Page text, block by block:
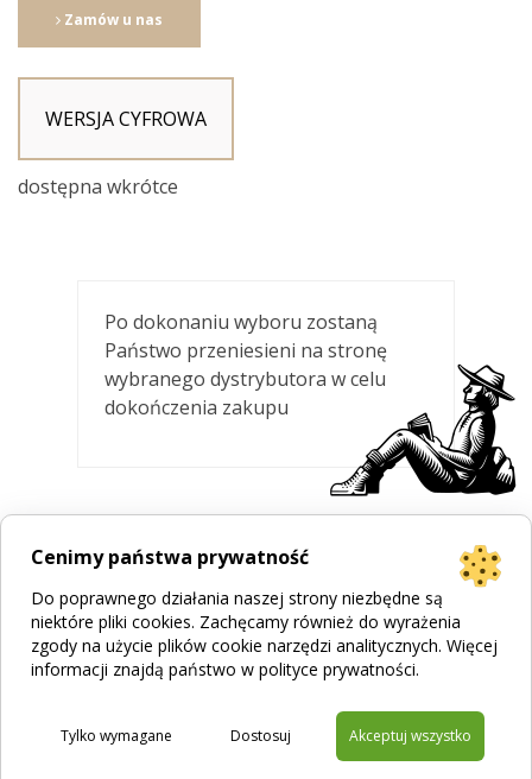
Zamów u nas
WERSJA CYFROWA
dostępna wkrótce
Po dokonaniu wyboru zostaną
Państwo przeniesieni na stronę
wybranego dystrybutora w celu
dokończenia zakupu
Cenimy państwa prywatność
Do poprawnego działania naszej strony niezbędne są
niektóre pliki cookies. Zachęcamy również do wyrażenia
zgody na użycie plików cookie narzędzi analitycznych. Więcej
informacji znajdą państwo w polityce prywatności.
Dostosuj
Tylko wymagane Akceptuj wszystko
Projekt stronyBogumiła Płachecka
Regulamin sklepu
Polityka prywatności | Pliki Cookies